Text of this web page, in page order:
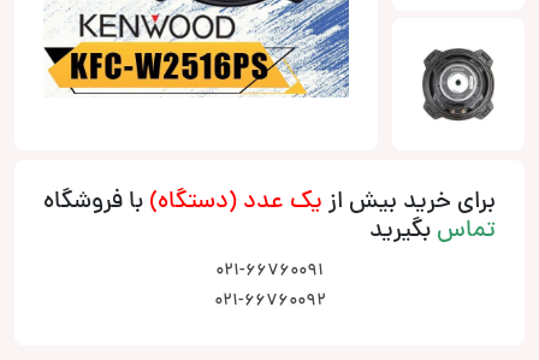
برای خرید بیش ازیک عدد (دستگاه)با فروشگاه
تماسبگیرید
021-66760091
021-66760092